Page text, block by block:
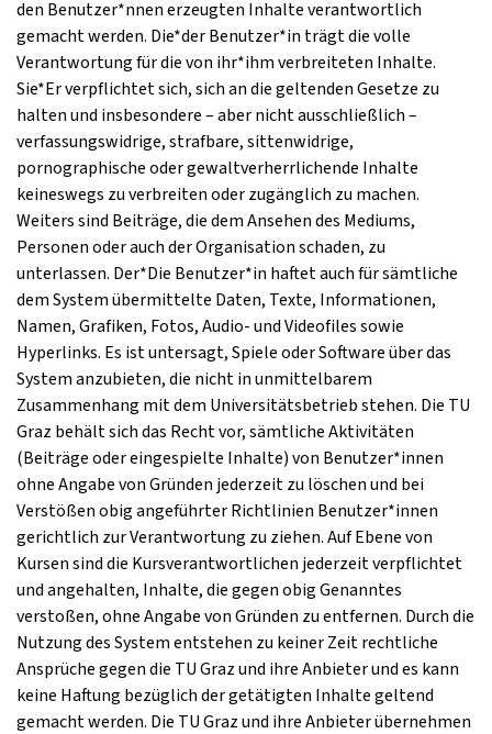
den Benutzer*nnen erzeugten Inhalte verantwortlich
gemacht werden. Die*der Benutzer*in trägt die volle
Verantwortung für die von ihr*ihm verbreiteten Inhalte.
Sie*Er verpflichtet sich, sich an die geltenden Gesetze zu
halten und insbesondere – aber nicht ausschließlich –
verfassungswidrige, strafbare, sittenwidrige,
pornographische oder gewaltverherrlichende Inhalte
keineswegs zu verbreiten oder zugänglich zu machen.
Weiters sind Beiträge, die dem Ansehen des Mediums,
Personen oder auch der Organisation schaden, zu
unterlassen. Der*Die Benutzer*in haftet auch für sämtliche
dem System übermittelte Daten, Texte, Informationen,
Namen, Grafiken, Fotos, Audio- und Videofiles sowie
Hyperlinks. Es ist untersagt, Spiele oder Software über das
System anzubieten, die nicht in unmittelbarem
Zusammenhang mit dem Universitätsbetrieb stehen. Die TU
Graz behält sich das Recht vor, sämtliche Aktivitäten
(Beiträge oder eingespielte Inhalte) von Benutzer*innen
ohne Angabe von Gründen jederzeit zu löschen und bei
Verstößen obig angeführter Richtlinien Benutzer*innen
gerichtlich zur Verantwortung zu ziehen. Auf Ebene von
Kursen sind die Kursverantwortlichen jederzeit verpflichtet
und angehalten, Inhalte, die gegen obig Genanntes
verstoßen, ohne Angabe von Gründen zu entfernen. Durch die
Nutzung des System entstehen zu keiner Zeit rechtliche
Ansprüche gegen die TU Graz und ihre Anbieter und es kann
keine Haftung bezüglich der getätigten Inhalte geltend
gemacht werden. Die TU Graz und ihre Anbieter übernehmen